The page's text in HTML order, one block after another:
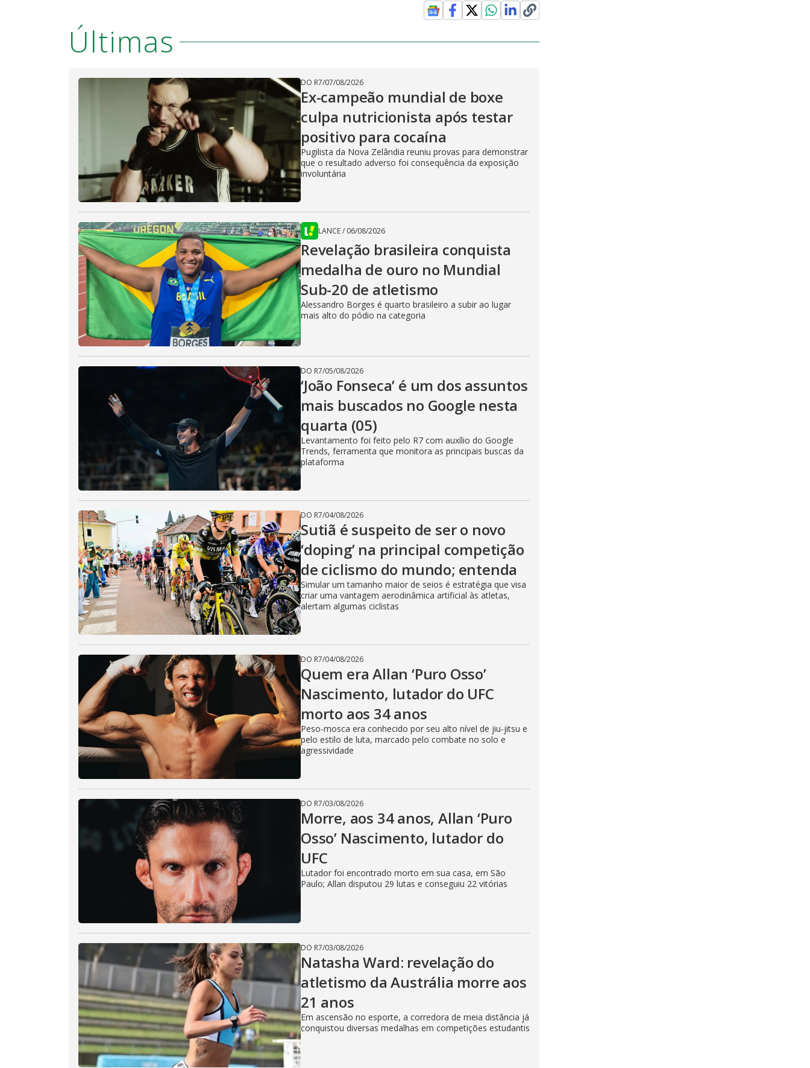
Últimas
DO R7/07/08/2026
Ex-campeão mundial de boxe
culpa nutricionista após testar
positivo para cocaína
Pugilista da Nova Zelândia reuniu provas para demonstrar
que o resultado adverso foi consequência da exposição
involuntária
LANCE/ 06/08/2026
Revelação brasileira conquista
medalha de ouro no Mundial
Sub-20 de atletismo
Alessandro Borges é quarto brasileiro a subir ao lugar
mais alto do pódio na categoria
DO R7/05/08/2026
‘João Fonseca’ é um dos assuntos
mais buscados no Google nesta
quarta (05)
Levantamento foi feito pelo R7 com auxílio do Google
Trends, ferramenta que monitora as principais buscas da
plataforma
DO R7/04/08/2026
Sutiã é suspeito de ser o novo
‘doping’ na principal competição
de ciclismo do mundo; entenda
Simular um tamanho maior de seios é estratégia que visa
criar uma vantagem aerodinâmica artificial às atletas,
alertam algumas ciclistas
DO R7/04/08/2026
Quem era Allan ‘Puro Osso’
Nascimento, lutador do UFC
morto aos 34 anos
Peso-mosca era conhecido por seu alto nível de jiu-jitsu e
pelo estilo de luta, marcado pelo combate no solo e
agressividade
DO R7/03/08/2026
Morre, aos 34 anos, Allan ‘Puro
Osso’ Nascimento, lutador do
UFC
Lutador foi encontrado morto em sua casa, em São
Paulo; Allan disputou 29 lutas e conseguiu 22 vitórias
DO R7/03/08/2026
Natasha Ward: revelação do
atletismo da Austrália morre aos
21 anos
Em ascensão no esporte, a corredora de meia distância já
conquistou diversas medalhas em competições estudantis